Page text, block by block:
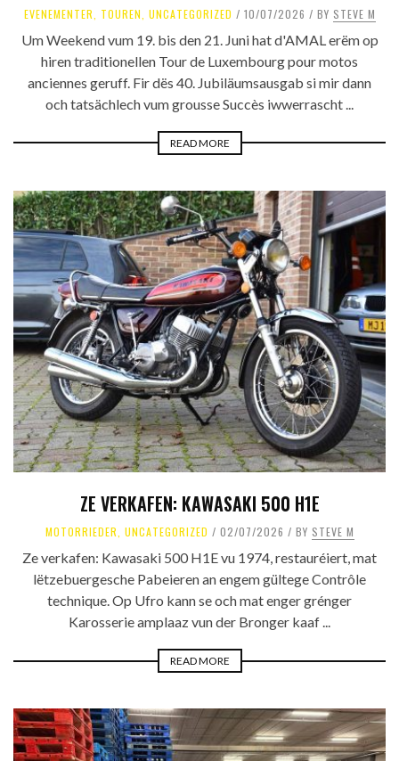
EVENEMENTER TOUREN UNCATEGORIZED 10/07/2026 BY STEVE M
Um Weekend vum 19. bis den 21. Juni hat d'AMAL erëm op
hiren traditionellen Tour de Luxembourg pour motos
anciennes geruff. Fir dës 40. Jubiläumsausgab si mir dann
och tatsächlech vum grousse Succès iwwerrascht ...
READ MORE
ZE VERKAFEN: KAWASAKI 500 H1E
MOTORRIEDER UNCATEGORIZED 02/07/2026 BY STEVE M
Ze verkafen: Kawasaki 500 H1E vu 1974, restauréiert, mat
lëtzebuergesche Pabeieren an engem gültege Contrôle
technique. Op Ufro kann se och mat enger grénger
Karosserie amplaaz vun der Bronger kaaf ...
READ MORE